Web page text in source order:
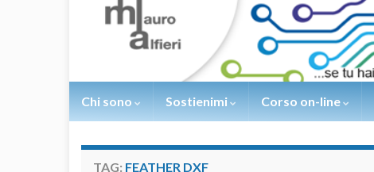
Chi sono Sostienimi Corso on-line
TAG: FEATHER DXF